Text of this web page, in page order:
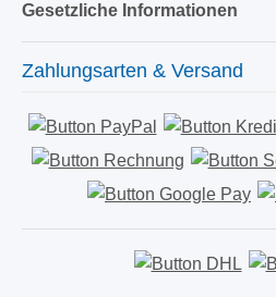
Gesetzliche Informationen
Zahlungsarten & Versand